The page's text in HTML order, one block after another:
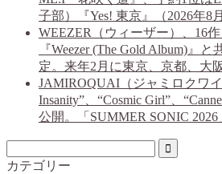
子部）『Yes! 東京』（2026年8
WEEZER（ウィーザー）、16
『Weezer (The Gold Album)』
定。来年2月に東京、京都、大
JAMIROQUAI（ジャミロクワ
Insanity”、“Cosmic Girl”、
公開。「SUMMER SONIC
カテゴリー